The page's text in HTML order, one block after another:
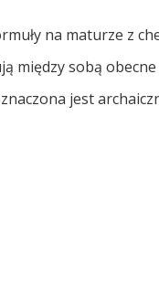
na maturze z
między sobą
jest